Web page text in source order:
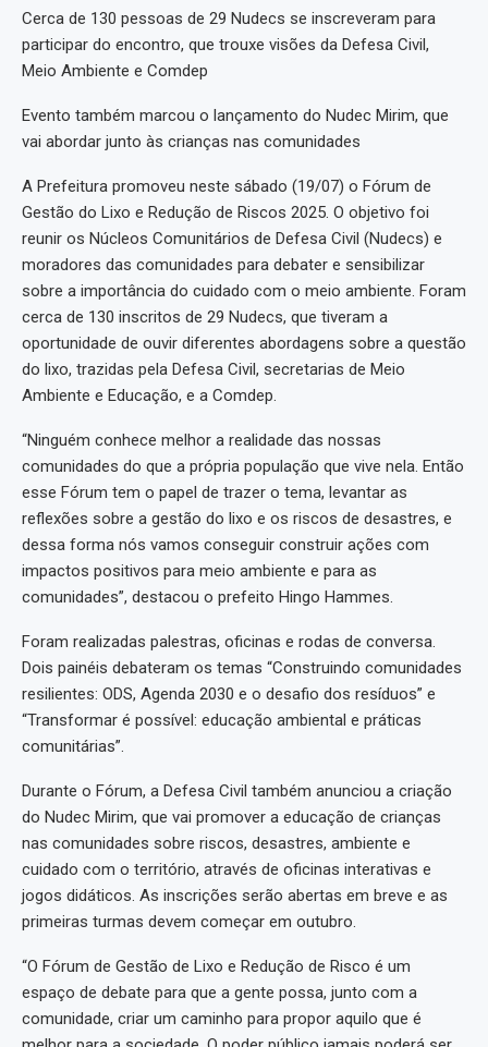
Cerca de 130 pessoas de 29 Nudecs se inscreveram para
participar do encontro, que trouxe visões da Defesa Civil,
Meio Ambiente e Comdep
Evento também marcou o lançamento do Nudec Mirim, que
vai abordar junto às crianças nas comunidades
A Prefeitura promoveu neste sábado (19/07) o Fórum de
Gestão do Lixo e Redução de Riscos 2025. O objetivo foi
reunir os Núcleos Comunitários de Defesa Civil (Nudecs) e
moradores das comunidades para debater e sensibilizar
sobre a importância do cuidado com o meio ambiente. Foram
cerca de 130 inscritos de 29 Nudecs, que tiveram a
oportunidade de ouvir diferentes abordagens sobre a questão
do lixo, trazidas pela Defesa Civil, secretarias de Meio
Ambiente e Educação, e a Comdep.
“Ninguém conhece melhor a realidade das nossas
comunidades do que a própria população que vive nela. Então
esse Fórum tem o papel de trazer o tema, levantar as
reflexões sobre a gestão do lixo e os riscos de desastres, e
dessa forma nós vamos conseguir construir ações com
impactos positivos para meio ambiente e para as
comunidades”, destacou o prefeito Hingo Hammes.
Foram realizadas palestras, oficinas e rodas de conversa.
Dois painéis debateram os temas “Construindo comunidades
resilientes: ODS, Agenda 2030 e o desafio dos resíduos” e
“Transformar é possível: educação ambiental e práticas
comunitárias”.
Durante o Fórum, a Defesa Civil também anunciou a criação
do Nudec Mirim, que vai promover a educação de crianças
nas comunidades sobre riscos, desastres, ambiente e
cuidado com o território, através de oficinas interativas e
jogos didáticos. As inscrições serão abertas em breve e as
primeiras turmas devem começar em outubro.
“O Fórum de Gestão de Lixo e Redução de Risco é um
espaço de debate para que a gente possa, junto com a
comunidade, criar um caminho para propor aquilo que é